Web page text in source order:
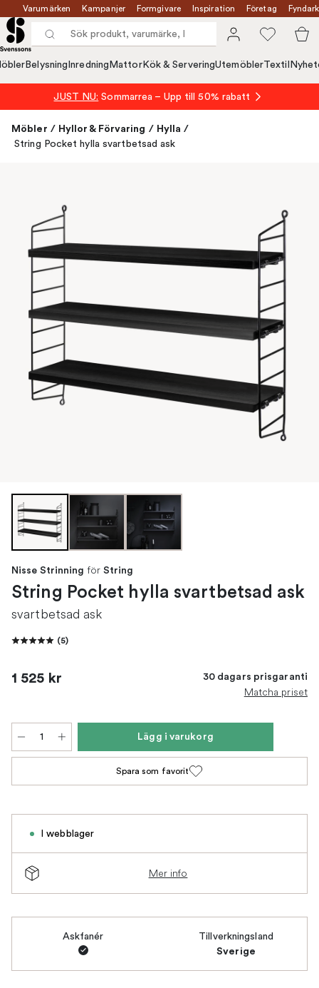
Varumärken Kampanjer Formgivare Inspiration Företag
Belysning Inredning MattorKök & ServeringUtemöblerTextil
JUST NU: Sommarrea – Upp till 50% rabatt
Möbler / Hyllor & Förvaring / Hylla /
String Pocket hylla svartbetsad ask
Nisse Strinning för String
String Pocket hylla svartbetsad ask
svartbetsad ask
(5)
1 525 kr 30 dagars prisgaranti
Matcha priset
Lägg i varukorg
Spara som favorit
I webblager
Mer info
Askfanér Tillverkningsland
Sverige